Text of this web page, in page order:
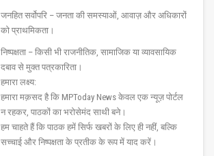
जनहित सर्वोपरि – जनता की समस्याओं, आवाज़ और अधिकारों
को प्राथमिकता।
निष्पक्षता – किसी भी राजनीतिक, सामाजिक या व्यावसायिक
दबाव से मुक्त पत्रकारिता।
हमारा लक्ष्य:
हमारा मक़सद है कि MPToday News केवल एक न्यूज़ पोर्टल
न रहकर, पाठकों का भरोसेमंद साथी बने।
हम चाहते हैं कि पाठक हमें सिर्फ खबरों के लिए ही नहीं, बल्कि
सच्चाई और निष्पक्षता के प्रतीक के रूप में याद करें।